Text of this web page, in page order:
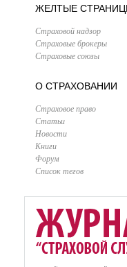
ЖЕЛТЫЕ
Страховой надзор
Страховые брокеры
Страховые союзы
О СТРАХОВАНИИ
Страховое право
Статьи
Новости
Книги
Форум
Список тегов